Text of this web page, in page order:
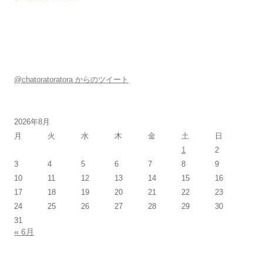
@chatoratoratora からのツイート
2026年8月
月
火 水 木 金 土
日
1
2
3
4 5 6 7 8
9
10
11 12 13 14 15
16
17
18 19 20 21 22
23
24
25 26 27 28 29
30
31
« 6月